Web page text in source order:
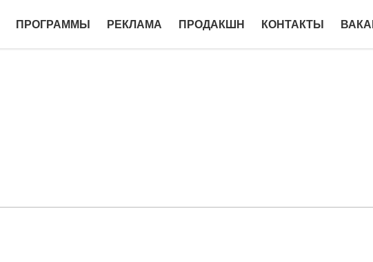
ПРОГРАММЫ РЕКЛАМА ПРОДАКШН КОНТАКТЫ